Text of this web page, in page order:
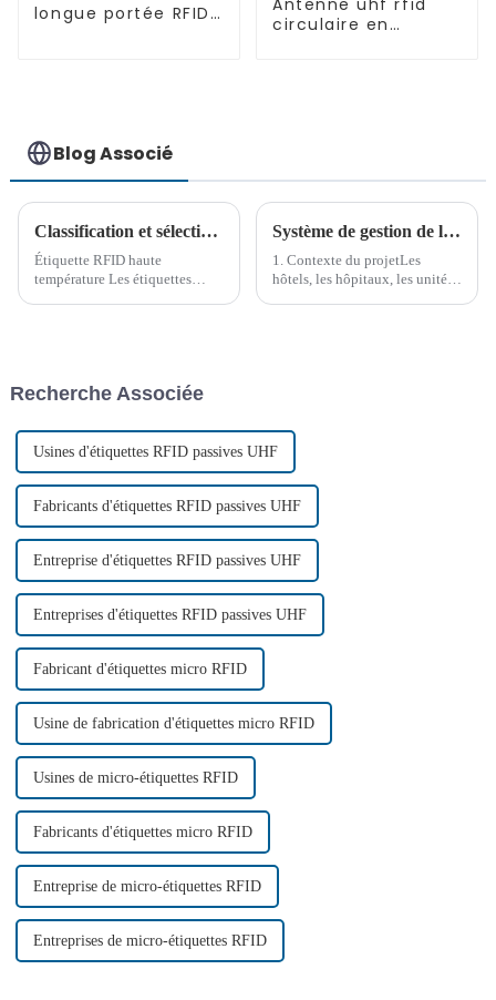
longue portée RFID
Antenne uhf rfid
circulaire en
Blog Associé
Classification et sélection des étiquettes RFID haute température
Étiquette RFID haute
température Les étiquettes
température, tels que la gestion
automobiles...
Système de gestion de location de blanchisserie RFID : la clé de l'efficacité
1. Contexte du projetLes
hôtels, les hôpitaux, les unités
Recherche Associée
Usines d'étiquettes RFID passives UHF
Fabricants d'étiquettes RFID passives UHF
Entreprise d'étiquettes RFID passives UHF
Entreprises d'étiquettes RFID passives UHF
Fabricant d'étiquettes micro RFID
Usine de fabrication d'étiquettes micro RFID
Usines de micro-étiquettes RFID
Fabricants d'étiquettes micro RFID
Entreprise de micro-étiquettes RFID
Entreprises de micro-étiquettes RFID